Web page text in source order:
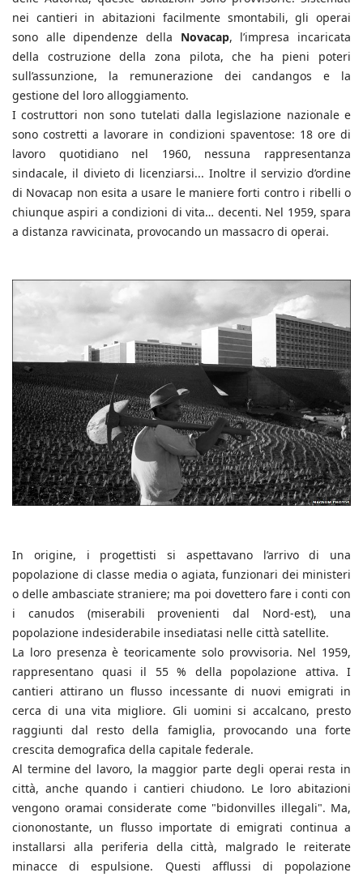
nei cantieri in abitazioni facilmente smontabili, gli operai
sono alle dipendenze della Novacap, l’impresa incaricata
della costruzione della zona pilota, che ha pieni poteri
sull’assunzione, la remunerazione dei candangos e la
gestione del loro alloggiamento.
I costruttori non sono tutelati dalla legislazione nazionale e
sono costretti a lavorare in condizioni spaventose: 18 ore di
lavoro quotidiano nel 1960, nessuna rappresentanza
sindacale, il divieto di licenziarsi... Inoltre il servizio d’ordine
di Novacap non esita a usare le maniere forti contro i ribelli o
chiunque aspiri a condizioni di vita… decenti. Nel 1959, spara
a distanza ravvicinata, provocando un massacro di operai.
In origine, i progettisti si aspettavano l’arrivo di una
popolazione di classe media o agiata, funzionari dei ministeri
o delle ambasciate straniere; ma poi dovettero fare i conti con
i canudos (miserabili provenienti dal Nord-est), una
popolazione indesiderabile insediatasi nelle città satellite.
La loro presenza è teoricamente solo provvisoria. Nel 1959,
rappresentano quasi il 55 % della popolazione attiva. I
cantieri attirano un flusso incessante di nuovi emigrati in
cerca di una vita migliore. Gli uomini si accalcano, presto
raggiunti dal resto della famiglia, provocando una forte
crescita demografica della capitale federale.
Al termine del lavoro, la maggior parte degli operai resta in
città, anche quando i cantieri chiudono. Le loro abitazioni
vengono oramai considerate come "bidonvilles illegali". Ma,
ciononostante, un flusso importate di emigrati continua a
installarsi alla periferia della città, malgrado le reiterate
minacce di espulsione. Questi afflussi di popolazione